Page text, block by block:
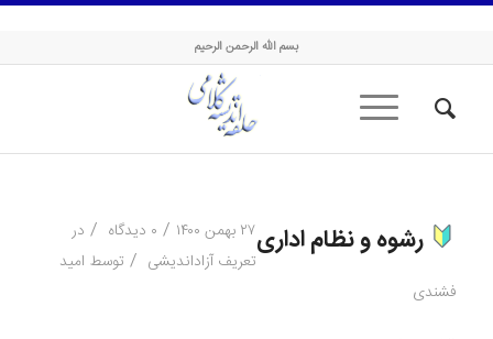
حلقه اندیشه کلامی
بسم الله الرحمن الرحیم
رشوه و نظام اداری۲۷ بهمن ۱۴۰۰ / ۰ دیدگاه / در
تعریف آزاداندیشی / توسط امید
فشندی